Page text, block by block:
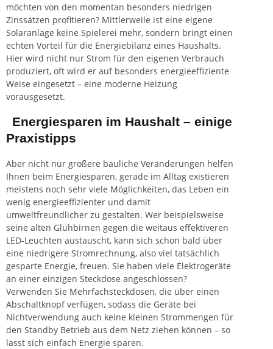
möchten von den momentan besonders niedrigen
Zinssätzen profitieren? Mittlerweile ist eine eigene
Solaranlage keine Spielerei mehr, sondern bringt einen
echten Vorteil für die Energiebilanz eines Haushalts.
Hier wird nicht nur Strom für den eigenen Verbrauch
produziert, oft wird er auf besonders energieeffiziente
Weise eingesetzt – eine moderne Heizung
vorausgesetzt.
Energiesparen im Haushalt – einige
Praxistipps
Aber nicht nur größere bauliche Veränderungen helfen
Ihnen beim Energiesparen, gerade im Alltag existieren
meistens noch sehr viele Möglichkeiten, das Leben ein
wenig energieeffizienter und damit
umweltfreundlicher zu gestalten. Wer beispielsweise
seine alten Glühbirnen gegen die weitaus effektiveren
LED-Leuchten austauscht, kann sich schon bald über
eine niedrigere Stromrechnung, also viel tatsächlich
gesparte Energie, freuen. Sie haben viele Elektrogeräte
an einer einzigen Steckdose angeschlossen?
Verwenden Sie Mehrfachsteckdosen, die über einen
Abschaltknopf verfügen, sodass die Geräte bei
Nichtverwendung auch keine kleinen Strommengen für
den Standby Betrieb aus dem Netz ziehen können – so
lässt sich einfach Energie sparen.